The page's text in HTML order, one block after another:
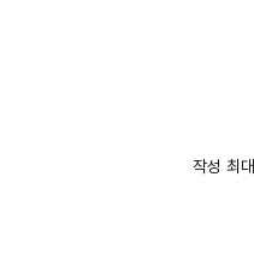
작성 최대